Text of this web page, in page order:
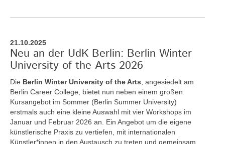
21.10.2025
Neu an der UdK Berlin: Berlin Winter
University of the Arts 2026
Die Berlin Winter University of the Arts , angesiedelt am
Berlin Career College, bietet nun neben einem großen
Kursangebot im Sommer (Berlin Summer University)
erstmals auch eine kleine Auswahl mit vier Workshops im
Januar und Februar 2026 an. Ein Angebot um die eigene
künstlerische Praxis zu vertiefen, mit internationalen
Künstler*innen in den Austausch zu treten und gemeinsam